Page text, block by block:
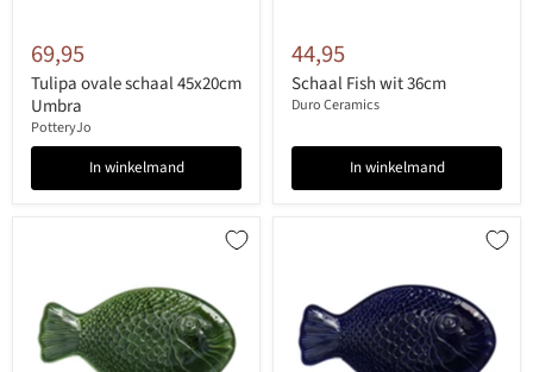
69,95
Tulipa ovale schaal 45x20cm
Umbra
PotteryJo
In winkelmand
44,95
Schaal Fish wit 36cm
Duro Ceramics
In winkelmand